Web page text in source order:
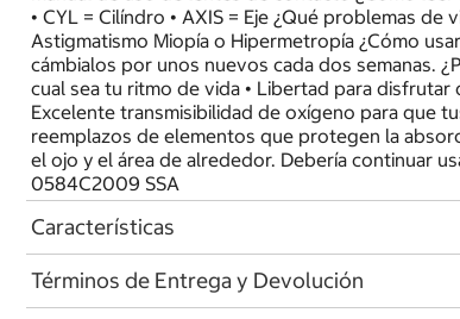
• CYL = Cilíndro • AXIS = Eje ¿Qué problemas
Astigmatismo Miopía o Hipermetropía ¿Cómo
cámbialos por unos nuevos cada dos semanas.
cual sea tu ritmo de vida • Libertad para
Excelente transmisibilidad de oxígeno para que
reemplazos de elementos que protegen la
el ojo y el área de alrededor. Debería continuar
0584C2009 SSA
Características
Términos de Entrega y Devolución